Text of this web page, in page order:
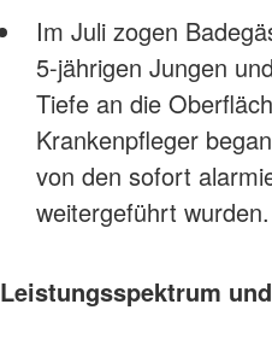
Im Juli zogen
5-jährigen Jungen
Tiefe an die
Krankenpfleger
von den sofort
weitergeführt
Leistungsspektrum